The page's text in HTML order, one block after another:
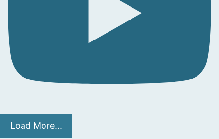
Load More...